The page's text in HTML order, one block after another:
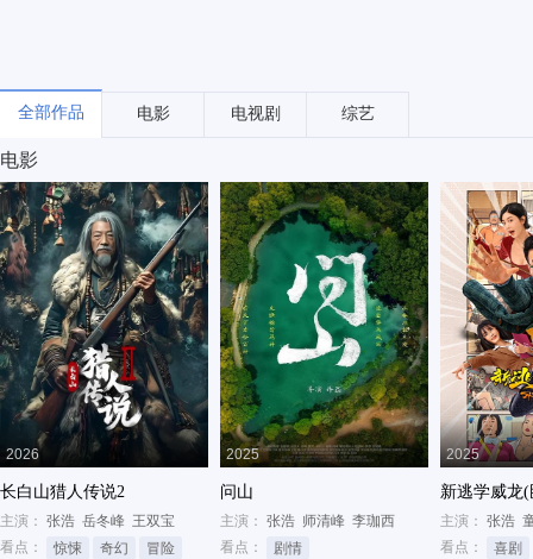
全部作品 电影 电视剧 综艺
电影
2026
长白山猎人传说2
主演： 张浩 岳冬峰 王双宝
看点：
惊悚 奇幻 冒险
2025
问山
主演： 张浩 师清峰 李珈西
看点：
剧情
2025
新逃学威龙
主演： 张浩
看点：
喜剧